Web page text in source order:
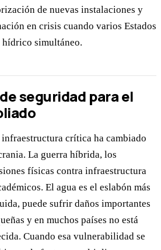
de nuevas instalaciones y
en crisis cuando varios Estados
hídrico simultáneo.
seguridad para el
crítica ha cambiado
La guerra híbrida, los
físicas contra infraestructura
El agua es el eslabón más
puede sufrir daños importantes
y en muchos países no está
Cuando esa vulnerabilidad se